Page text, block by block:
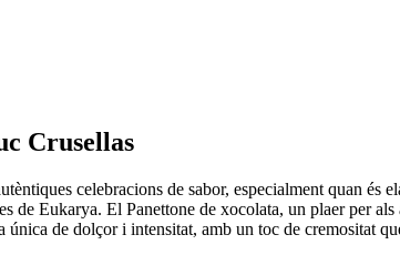
Crusellas
celebracions de sabor, especialment quan és
Eukarya. El Panettone de xocolata, un plaer per
de dolçor i intensitat, amb un toc de cremositat